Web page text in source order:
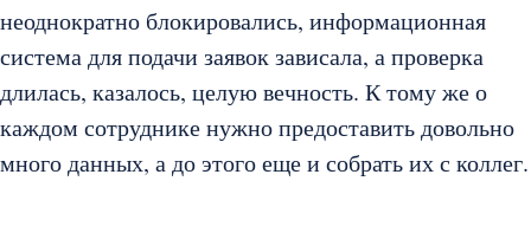
неоднократно блокировались, информационная
система для подачи заявок зависала, а проверка
длилась, казалось, целую вечность. К тому же о
каждом сотруднике нужно предоставить довольно
много данных, а до этого еще и собрать их с коллег.